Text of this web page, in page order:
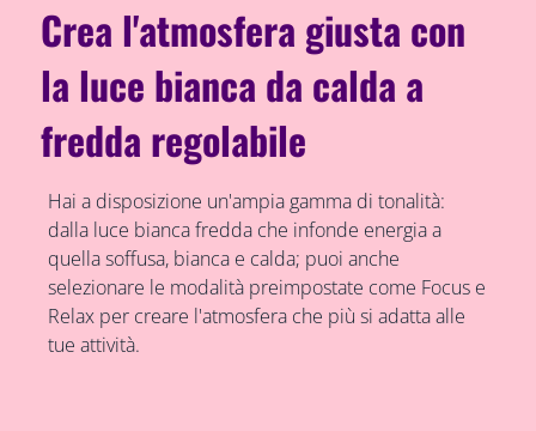
Crea l'atmosfera giusta con
la luce bianca da calda a
fredda regolabile
Hai a disposizione un'ampia gamma di tonalità:
dalla luce bianca fredda che infonde energia a
quella soffusa, bianca e calda; puoi anche
selezionare le modalità preimpostate come Focus e
Relax per creare l'atmosfera che più si adatta alle
tue attività.